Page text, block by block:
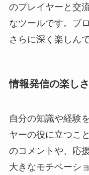
のプレイヤーと交
なツールです。ブ
さらに深く楽しん
情報発信の楽しさ
自分の知識や経験
ヤーの役に立つこ
のコメントや、応
大きなモチベーシ